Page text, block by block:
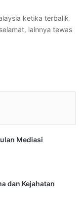
ketika terbalik
lainnya tewas
Mediasi
dan Kejahatan